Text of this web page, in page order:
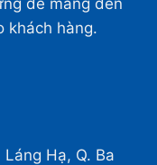
khách hàng.
Hạ, Q. Ba